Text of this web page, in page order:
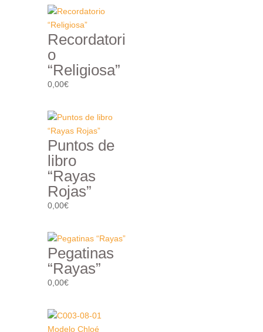
Recordatori
o
“Religiosa”
0,00€
Puntos de
libro
“Rayas
Rojas”
0,00€
Pegatinas
“Rayas”
0,00€